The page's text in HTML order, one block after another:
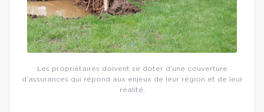
Les propriétaires doivent se doter d’une couverture
d’assurances qui répond aux enjeux de leur région et de leur
réalité.